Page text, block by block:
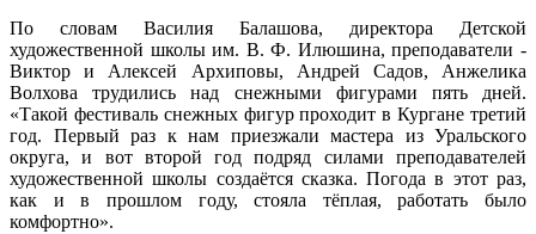
По словам Василия Балашова, директора Детской
художественной школы им. В. Ф. Илюшина, преподаватели -
Виктор и Алексей Архиповы, Андрей Садов, Анжелика
Волхова трудились над снежными фигурами пять дней.
«Такой фестиваль снежных фигур проходит в Кургане третий
год. Первый раз к нам приезжали мастера из Уральского
округа, и вот второй год подряд силами преподавателей
художественной школы создаётся сказка. Погода в этот раз,
как и в прошлом году, стояла тёплая, работать было
комфортно».